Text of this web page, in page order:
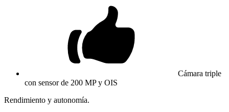
Cámara triple
con sensor de 200 MP y OIS
Rendimiento y autonomía.